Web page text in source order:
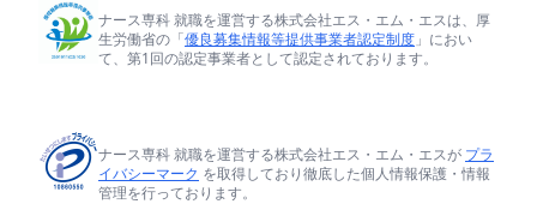
ナース専科 就職を運営する株式会社エス・エム・エスは、厚
生労働省の「優良募集情報等提供事業者認定制度 」におい
て、第1回の認定事業者として認定されております。
ナース専科 就職を運営する株式会社エス・エム・エスが プラ
イバシーマーク を取得しており徹底した個人情報保護・情報
管理を行っております。